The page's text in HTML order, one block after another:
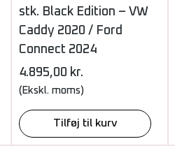
stk. Black Edition – VW
Caddy 2020 / Ford
Connect 2024
4.895,00 kr.
(Ekskl. moms)
Tilføj til kurv